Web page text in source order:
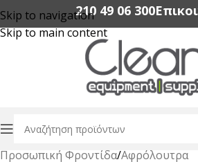
Skip to navigation
Skip to main content
210 49 06 300‬
Αρχική σελίδα/Amenities Ξενοδοχείων
Προσωπική Φροντίδα/Αφρόλουτρα